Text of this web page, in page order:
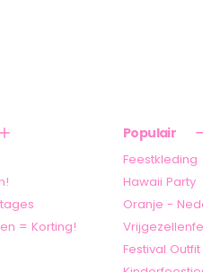
= Korting!
Populair
Feestkleding
Hawaii Party
Oranje -
Festival Outfit